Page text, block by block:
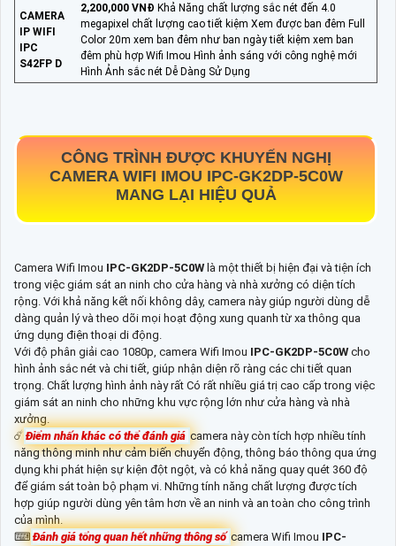
CAMERA
IP WIFI
IPC
S42FP D
2,200,000 VNĐ Khả Năng chất lượng sắc nét đến 4.0
megapixel chất lượng cao tiết kiệm Xem được ban đêm Full
Color 20m xem ban đêm như ban ngày tiết kiệm xem ban
đêm phù hợp Wifi Imou Hình ảnh sáng với công nghệ mới
Hình Ảnh sắc nét Dễ Dàng Sử Dụng
CÔNG TRÌNH ĐƯỢC KHUYẾN NGHỊ
CAMERA WIFI IMOU IPC-GK2DP-5C0W
MANG LẠI HIỆU QUẢ
Camera Wifi Imou IPC-GK2DP-5C0W là một thiết bị hiện đại và tiện ích
trong việc giám sát an ninh cho cửa hàng và nhà xưởng có diện tích
rộng. Với khả năng kết nối không dây, camera này giúp người dùng dễ
dàng quản lý và theo dõi mọi hoạt động xung quanh từ xa thông qua
ứng dụng điện thoại di động.
Với độ phân giải cao 1080p, camera Wifi Imou IPC-GK2DP-5C0W cho
hình ảnh sắc nét và chi tiết, giúp nhận diện rõ ràng các chi tiết quan
trọng. Chất lượng hình ảnh này rất Có rất nhiều giá trị cao cấp trong việc
giám sát an ninh cho những khu vực rộng lớn như cửa hàng và nhà
xưởng.
☄️ Điểm nhấn khác có thể đánh giá camera này còn tích hợp nhiều tính
năng thông minh như cảm biến chuyển động, thông báo thông qua ứng
dụng khi phát hiện sự kiện đột ngột, và có khả năng quay quét 360 độ
để giám sát toàn bộ phạm vi. Những tính năng chất lượng được tích
hợp giúp người dùng yên tâm hơn về an ninh và an toàn cho công trình
của mình.
⌨ Đánh giá tổng quan hết những thông số camera Wifi Imou IPC-